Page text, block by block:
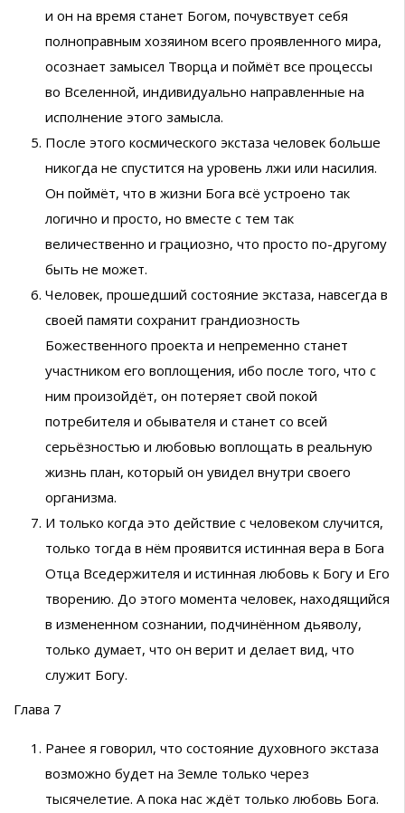
и он на время станет Богом, почувствует себя
полноправным хозяином всего проявленного мира,
осознает замысел Творца и поймёт все процессы
во Вселенной, индивидуально направленные на
исполнение этого замысла.
После этого космического экстаза человек больше
никогда не спустится на уровень лжи или насилия.
Он поймёт, что в жизни Бога всё устроено так
логично и просто, но вместе с тем так
величественно и грациозно, что просто по-другому
быть не может.
Человек, прошедший состояние экстаза, навсегда в
своей памяти сохранит грандиозность
Божественного проекта и непременно станет
участником его воплощения, ибо после того, что с
ним произойдёт, он потеряет свой покой
потребителя и обывателя и станет со всей
серьёзностью и любовью воплощать в реальную
жизнь план, который он увидел внутри своего
организма.
И только когда это действие с человеком случится,
только тогда в нём проявится истинная вера в Бога
Отца Вседержителя и истинная любовь к Богу и Его
творению. До этого момента человек, находящийся
в измененном сознании, подчинённом дьяволу,
только думает, что он верит и делает вид, что
служит Богу.
Глава 7
Ранее я говорил, что состояние духовного экстаза
возможно будет на Земле только через
тысячелетие. А пока нас ждёт только любовь Бога.